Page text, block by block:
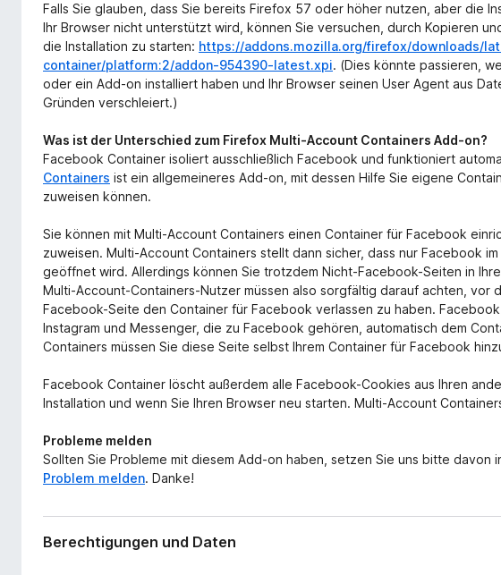
Falls Sie glauben, dass Sie bereits Firefox 57 oder höher nutzen, aber die
Ihr Browser nicht unterstützt wird, können Sie versuchen, durch Kopieren
die Installation zu starten: https://addons.mozilla.org/firefox/downloads/
container/platform:2/addon-954390-latest.xpi. (Dies könnte passieren,
oder ein Add-on installiert haben und Ihr Browser seinen User Agent aus
Gründen verschleiert.)
Was ist der Unterschied zum Firefox Multi-Account Containers Add-on?
Facebook Container isoliert ausschließlich Facebook und funktioniert
Containers ist ein allgemeineres Add-on, mit dessen Hilfe Sie eigene
zuweisen können.
Sie können mit Multi-Account Containers einen Container für Facebook
zuweisen. Multi-Account Containers stellt dann sicher, dass nur Facebook
geöffnet wird. Allerdings können Sie trotzdem Nicht-Facebook-Seiten in
Multi-Account-Containers-Nutzer müssen also sorgfältig darauf achten, vor
Facebook-Seite den Container für Facebook verlassen zu haben.
Instagram und Messenger, die zu Facebook gehören, automatisch dem
Containers müssen Sie diese Seite selbst Ihrem Container für Facebook
Facebook Container löscht außerdem alle Facebook-Cookies aus Ihren
Installation und wenn Sie Ihren Browser neu starten. Multi-Account
Probleme melden
Sollten Sie Probleme mit diesem Add-on haben, setzen Sie uns bitte davon
Problem melden. Danke!
Berechtigungen und Daten